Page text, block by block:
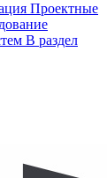
Проектные
В раздел